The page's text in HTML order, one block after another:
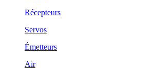
Récepteurs
Servos
Émetteurs
Air